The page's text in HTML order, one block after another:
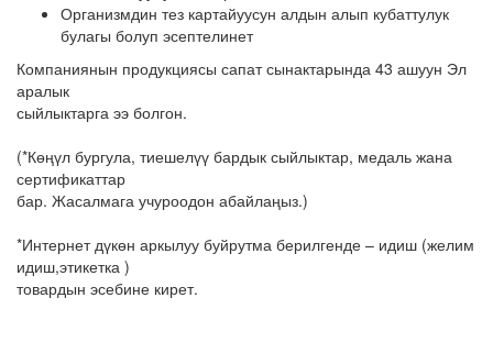
Организмдин тез картайуусун алдын алып кубаттулук
булагы болуп эсептелинет
Компаниянын продукциясы сапат сынактарында 43 ашуун Эл
аралык
сыйлыктарга ээ болгон.
(*Көңүл бургула, тиешелүү бардык сыйлыктар, медаль жана
сертификаттар
бар. Жасалмага учуроодон абайлаңыз.)
*Интернет дүкөн аркылуу буйрутма берилгенде – идиш (желим
идиш,этикетка )
товардын эсебине кирет.